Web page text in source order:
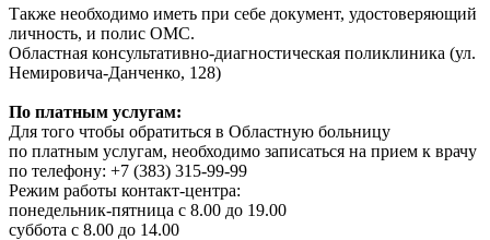
Также необходимо иметь при себе документ, удостоверяющий
личность, и полис ОМС.
Областная консультативно-диагностическая поликлиника (ул.
Немировича-Данченко, 128)
По платным услугам:
Для того чтобы обратиться в Областную больницу
по платным услугам, необходимо записаться на прием к врачу
по телефону: +7 (383) 315-99-99
Режим работы контакт-центра:
понедельник-пятница с 8.00 до 19.00
суббота с 8.00 до 14.00